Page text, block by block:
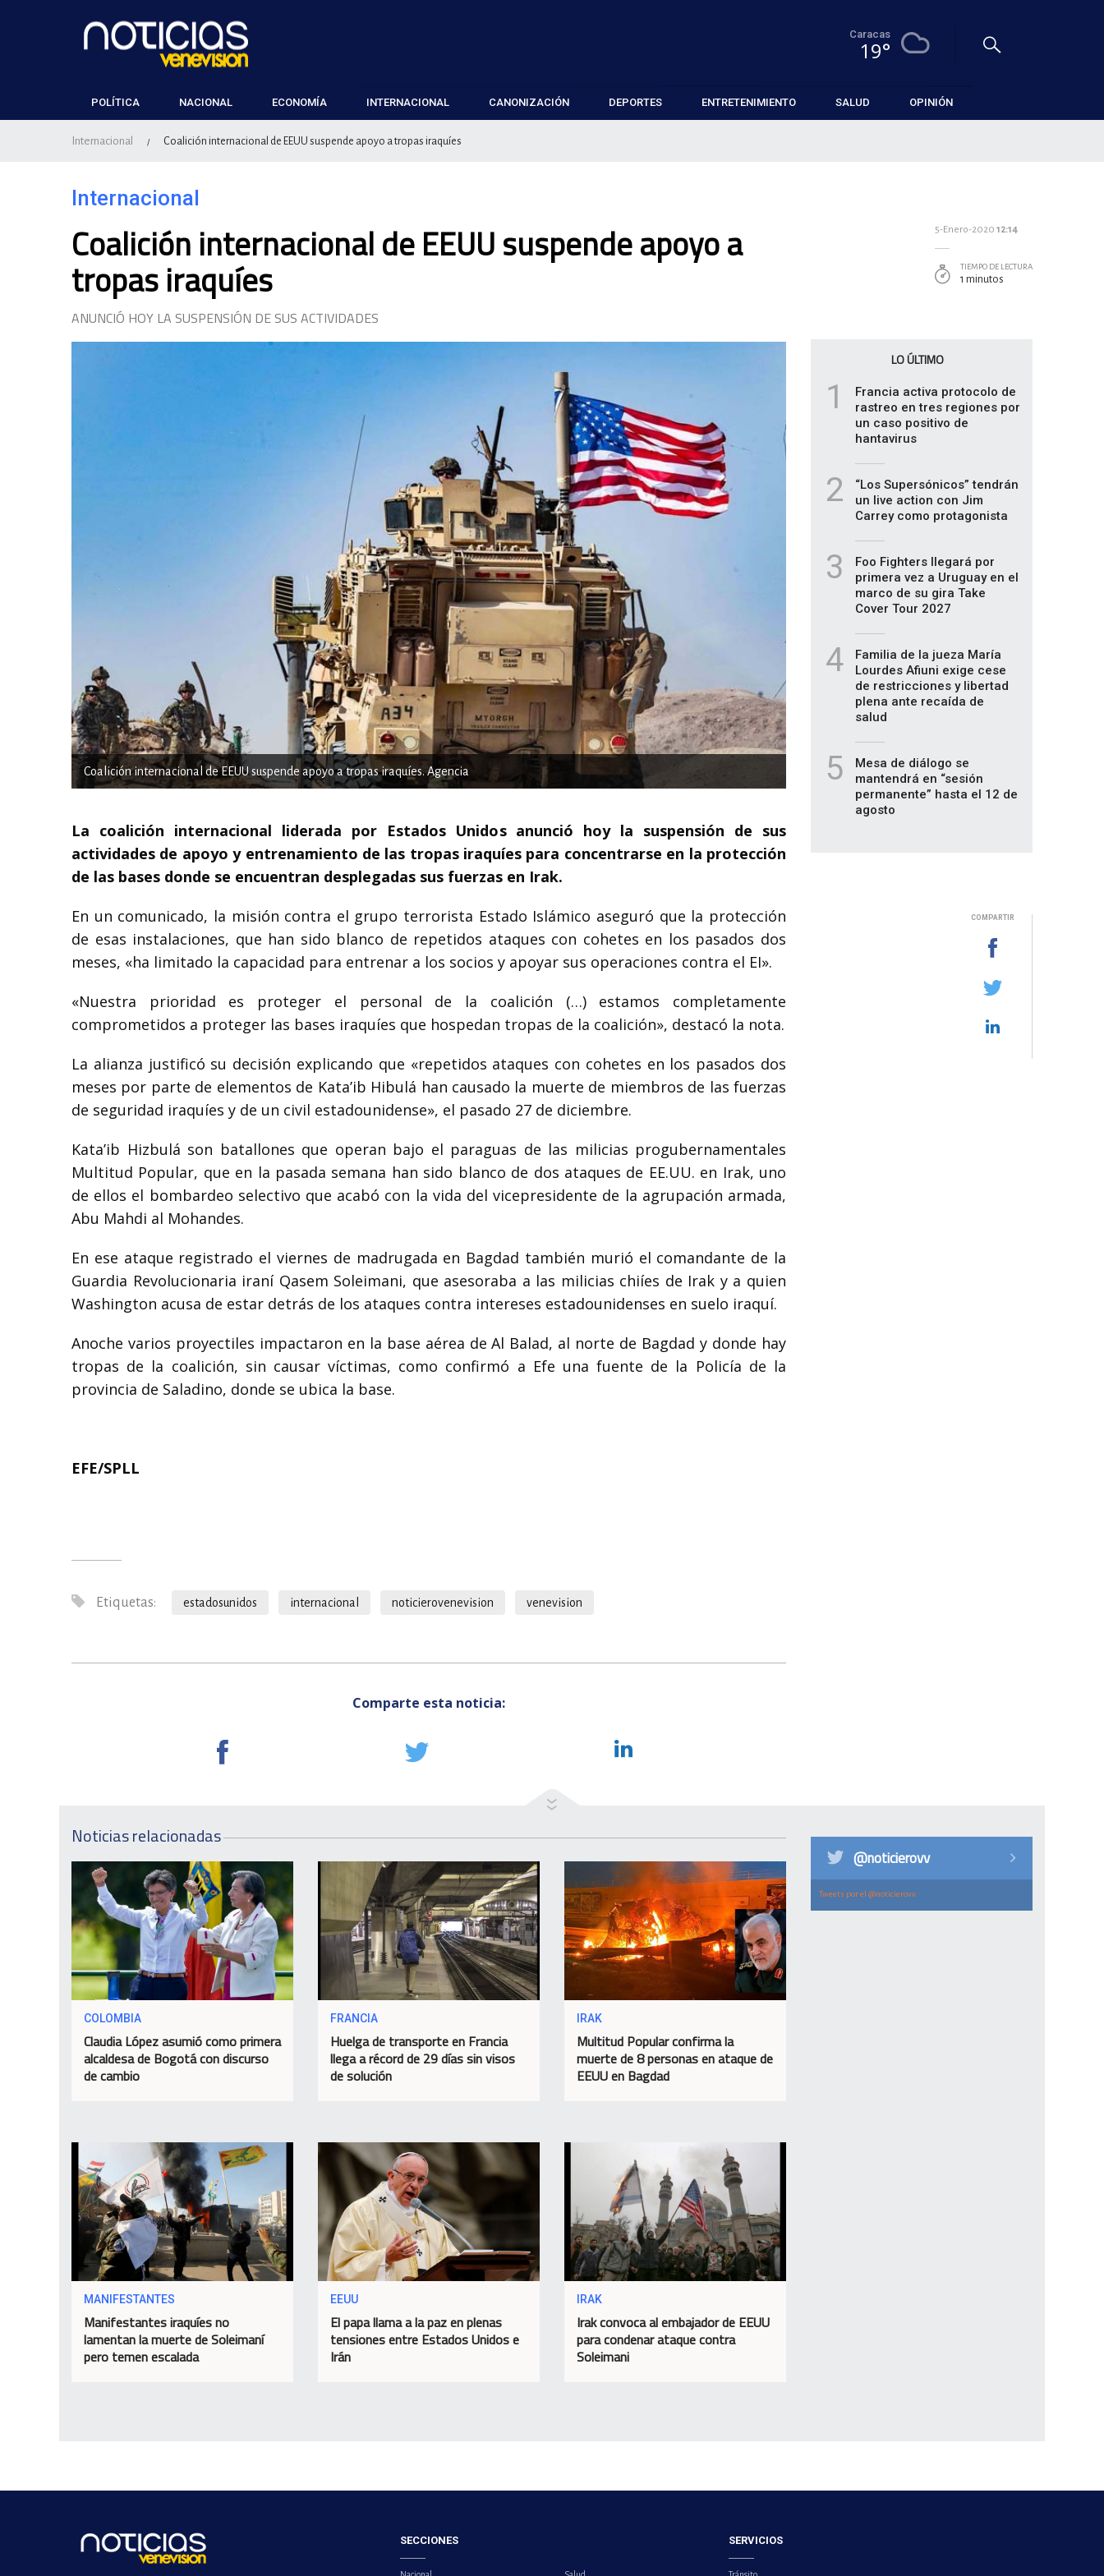
Caracas
19°
POLÍTICA NACIONAL ECONOMÍA INTERNACIONAL CANONIZACIÓN DEPORTES ENTRETENIMIENTO SALUD OPINIÓN
Internacional / Coalición internacional de EEUU suspende apoyo a tropas iraquíes
Internacional
Coalición internacional de EEUU suspende apoyo a
tropas iraquíes
ANUNCIÓ HOY LA SUSPENSIÓN DE SUS ACTIVIDADES
Coalición internacional de EEUU suspende apoyo a tropas iraquíes. Agencia
La coalición internacional liderada por Estados Unidos anunció hoy la suspensión de sus
actividades de apoyo y entrenamiento de las tropas iraquíes para concentrarse en la protección
de las bases donde se encuentran desplegadas sus fuerzas en Irak.
En un comunicado, la misión contra el grupo terrorista Estado Islámico aseguró que la protección
de esas instalaciones, que han sido blanco de repetidos ataques con cohetes en los pasados dos
meses, «ha limitado la capacidad para entrenar a los socios y apoyar sus operaciones contra el EI».
«Nuestra prioridad es proteger el personal de la coalición (…) estamos completamente
comprometidos a proteger las bases iraquíes que hospedan tropas de la coalición», destacó la nota.
La alianza justificó su decisión explicando que «repetidos ataques con cohetes en los pasados dos
meses por parte de elementos de Kata’ib Hibulá han causado la muerte de miembros de las fuerzas
de seguridad iraquíes y de un civil estadounidense», el pasado 27 de diciembre.
Kata’ib Hizbulá son batallones que operan bajo el paraguas de las milicias progubernamentales
Multitud Popular, que en la pasada semana han sido blanco de dos ataques de EE.UU. en Irak, uno
de ellos el bombardeo selectivo que acabó con la vida del vicepresidente de la agrupación armada,
Abu Mahdi al Mohandes.
En ese ataque registrado el viernes de madrugada en Bagdad también murió el comandante de la
Guardia Revolucionaria iraní Qasem Soleimani, que asesoraba a las milicias chiíes de Irak y a quien
Washington acusa de estar detrás de los ataques contra intereses estadounidenses en suelo iraquí.
Anoche varios proyectiles impactaron en la base aérea de Al Balad, al norte de Bagdad y donde hay
tropas de la coalición, sin causar víctimas, como confirmó a Efe una fuente de la Policía de la
provincia de Saladino, donde se ubica la base.
EFE/SPLL
Etiquetas: estadosunidos internacional noticierovenevision venevision
Comparte esta noticia:
5-Enero-2020 12:14
TIEMPO DE LECTURA
1 minutos
LO ÚLTIMO
1
Francia activa protocolo de
rastreo en tres regiones por
un caso positivo de
hantavirus
2
“Los Supersónicos” tendrán
un live action con Jim
Carrey como protagonista
3
Foo Fighters llegará por
primera vez a Uruguay en el
marco de su gira Take
Cover Tour 2027
4
Familia de la jueza María
Lourdes Afiuni exige cese
de restricciones y libertad
plena ante recaída de
salud
5
Mesa de diálogo se
mantendrá en “sesión
permanente” hasta el 12 de
agosto
COMPARTIR
Noticias relacionadas
COLOMBIA
Claudia López asumió como primera
alcaldesa de Bogotá con discurso
de cambio
FRANCIA
Huelga de transporte en Francia
llega a récord de 29 días sin visos
de solución
IRAK
Multitud Popular confirma la
muerte de 8 personas en ataque de
EEUU en Bagdad
MANIFESTANTES
Manifestantes iraquíes no
lamentan la muerte de Soleimaní
pero temen escalada
EEUU
El papa llama a la paz en plenas
tensiones entre Estados Unidos e
Irán
IRAK
Irak convoca al embajador de EEUU
para condenar ataque contra
Soleimani
@noticierovv
Tweets por el @noticierovv.
SECCIONES SERVICIOS